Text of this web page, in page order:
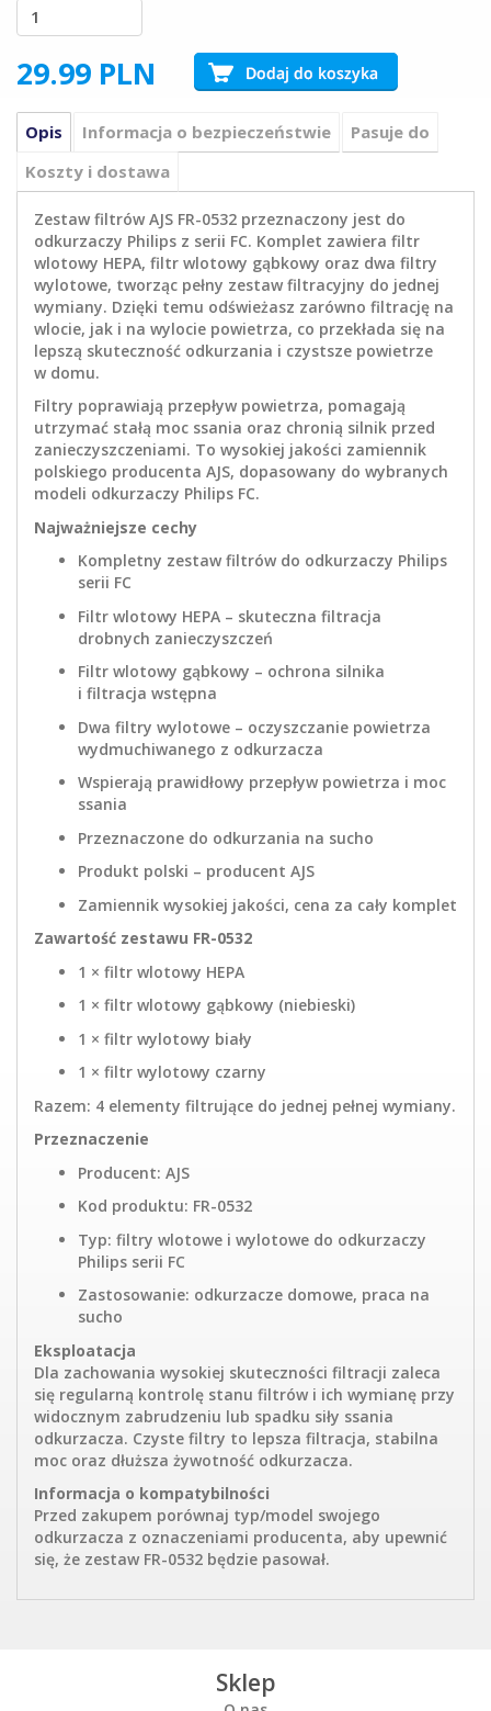
29.99 PLN
Opis Informacja o bezpieczeństwie
Pasuje do
Koszty i dostawa
Zestaw filtrów AJS FR-0532 przeznaczony jest do
odkurzaczy Philips z serii FC. Komplet zawiera filtr
wlotowy HEPA, filtr wlotowy gąbkowy oraz dwa filtry
wylotowe, tworząc pełny zestaw filtracyjny do jednej
wymiany. Dzięki temu odświeżasz zarówno filtrację na
wlocie, jak i na wylocie powietrza, co przekłada się na
lepszą skuteczność odkurzania i czystsze powietrze
w domu.
Filtry poprawiają przepływ powietrza, pomagają
utrzymać stałą moc ssania oraz chronią silnik przed
zanieczyszczeniami. To wysokiej jakości zamiennik
polskiego producenta AJS, dopasowany do wybranych
modeli odkurzaczy Philips FC.
Najważniejsze cechy
Kompletny zestaw filtrów do odkurzaczy Philips
serii FC
Filtr wlotowy HEPA – skuteczna filtracja
drobnych zanieczyszczeń
Filtr wlotowy gąbkowy – ochrona silnika
i filtracja wstępna
Dwa filtry wylotowe – oczyszczanie powietrza
wydmuchiwanego z odkurzacza
Wspierają prawidłowy przepływ powietrza i moc
ssania
Przeznaczone do odkurzania na sucho
Produkt polski – producent AJS
Zamiennik wysokiej jakości, cena za cały komplet
Zawartość zestawu FR-0532
1 × filtr wlotowy HEPA
1 × filtr wlotowy gąbkowy (niebieski)
1 × filtr wylotowy biały
1 × filtr wylotowy czarny
Razem: 4 elementy filtrujące do jednej pełnej wymiany.
Przeznaczenie
Producent: AJS
Kod produktu: FR-0532
Typ: filtry wlotowe i wylotowe do odkurzaczy
Philips serii FC
Zastosowanie: odkurzacze domowe, praca na
sucho
Eksploatacja
Dla zachowania wysokiej skuteczności filtracji zaleca
się regularną kontrolę stanu filtrów i ich wymianę przy
widocznym zabrudzeniu lub spadku siły ssania
odkurzacza. Czyste filtry to lepsza filtracja, stabilna
moc oraz dłuższa żywotność odkurzacza.
Informacja o kompatybilności
Przed zakupem porównaj typ/model swojego
odkurzacza z oznaczeniami producenta, aby upewnić
się, że zestaw FR-0532 będzie pasował.
Sklep